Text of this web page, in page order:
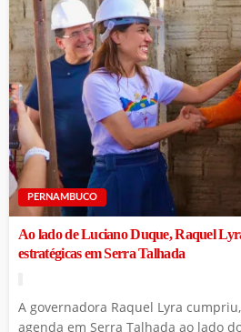
PERNAMBUCO
Ao lado de Luciano Duque, Raquel
estratégicas em Serra Talhada
A governadora Raquel Lyra
agenda em Serra Talhada ao lado